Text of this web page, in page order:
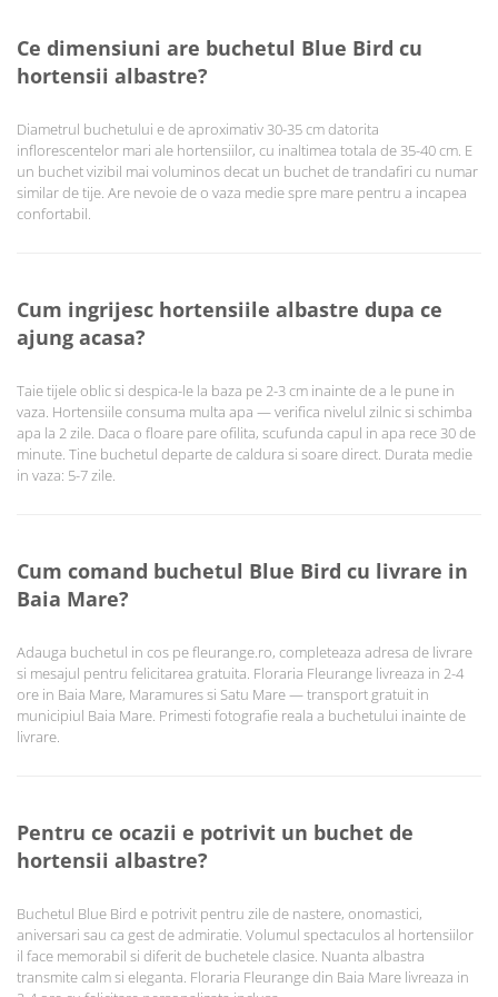
Ce dimensiuni are buchetul Blue Bird cu
hortensii albastre?
Diametrul buchetului e de aproximativ 30-35 cm datorita
inflorescentelor mari ale hortensiilor, cu inaltimea totala de 35-40 cm. E
un buchet vizibil mai voluminos decat un buchet de trandafiri cu numar
similar de tije. Are nevoie de o vaza medie spre mare pentru a incapea
confortabil.
Cum ingrijesc hortensiile albastre dupa ce
ajung acasa?
Taie tijele oblic si despica-le la baza pe 2-3 cm inainte de a le pune in
vaza. Hortensiile consuma multa apa — verifica nivelul zilnic si schimba
apa la 2 zile. Daca o floare pare ofilita, scufunda capul in apa rece 30 de
minute. Tine buchetul departe de caldura si soare direct. Durata medie
in vaza: 5-7 zile.
Cum comand buchetul Blue Bird cu livrare in
Baia Mare?
Adauga buchetul in cos pe fleurange.ro, completeaza adresa de livrare
si mesajul pentru felicitarea gratuita. Floraria Fleurange livreaza in 2-4
ore in Baia Mare, Maramures si Satu Mare — transport gratuit in
municipiul Baia Mare. Primesti fotografie reala a buchetului inainte de
livrare.
Pentru ce ocazii e potrivit un buchet de
hortensii albastre?
Buchetul Blue Bird e potrivit pentru zile de nastere, onomastici,
aniversari sau ca gest de admiratie. Volumul spectaculos al hortensiilor
il face memorabil si diferit de buchetele clasice. Nuanta albastra
transmite calm si eleganta. Floraria Fleurange din Baia Mare livreaza in